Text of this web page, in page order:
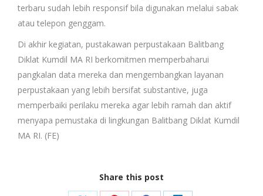
terbaru sudah lebih responsif bila digunakan melalui sabak
atau telepon genggam.
Di akhir kegiatan, pustakawan perpustakaan Balitbang
Diklat Kumdil MA RI berkomitmen memperbaharui
pangkalan data mereka dan mengembangkan layanan
perpustakaan yang lebih bersifat substantive, juga
memperbaiki perilaku mereka agar lebih ramah dan aktif
menyapa pemustaka di lingkungan Balitbang Diklat Kumdil
MA RI. (FE)
Share this post